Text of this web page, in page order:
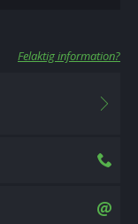
Felaktig information?